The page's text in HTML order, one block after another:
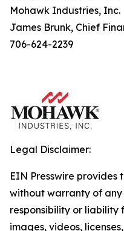
Mohawk Industries, Inc.
James Brunk, Chief
706-624-2239
Legal Disclaimer:
EIN Presswire provides
without warranty of
responsibility or liability
images, videos,